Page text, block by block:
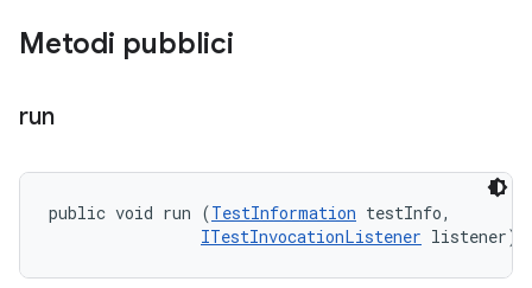
Metodi pubblici
run
public void run (TestInformation testInfo,
ITestInvocationListener listener)